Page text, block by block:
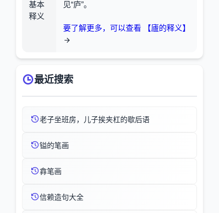
基本
释义
见“庐”。
要了解更多，可以查看 【廬的释义】
最近搜索
老子坐班房，儿子挨夹杠的歇后语
镒的笔画
搻笔画
信赖造句大全